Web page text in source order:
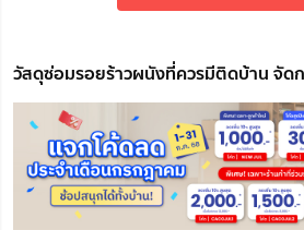
วัสดุซ่อมรอยร้าวผนังที่ควรมีติดบ้าน จัด